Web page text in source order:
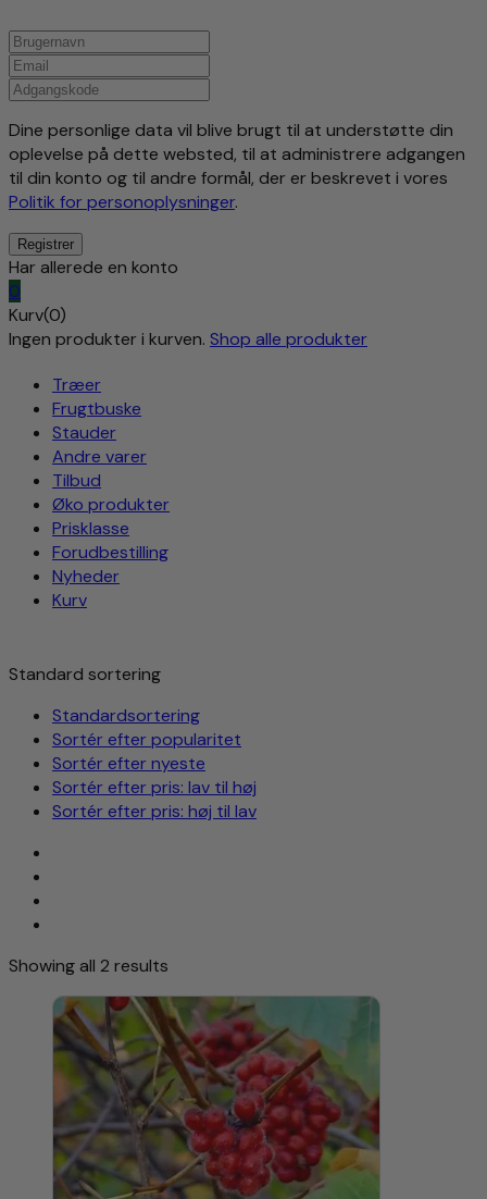
Dine personlige data vil blive brugt til at understøtte din
oplevelse på dette websted, til at administrere adgangen
til din konto og til andre formål, der er beskrevet i vores
Politik for personoplysninger.
Har allerede en konto
0
Kurv(0)
Ingen produkter i kurven. Shop alle produkter
Træer
Frugtbuske
Stauder
Andre varer
Tilbud
Øko produkter
Prisklasse
Forudbestilling
Nyheder
Kurv
Standard sortering
Standardsortering
Sortér efter popularitet
Sortér efter nyeste
Sortér efter pris: lav til høj
Sortér efter pris: høj til lav
Showing all 2 results